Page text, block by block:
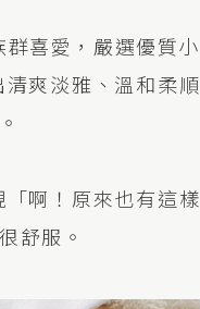
喜愛，嚴選優質小
爽淡雅、溫和柔順
啊！原來也有這樣
舒服。